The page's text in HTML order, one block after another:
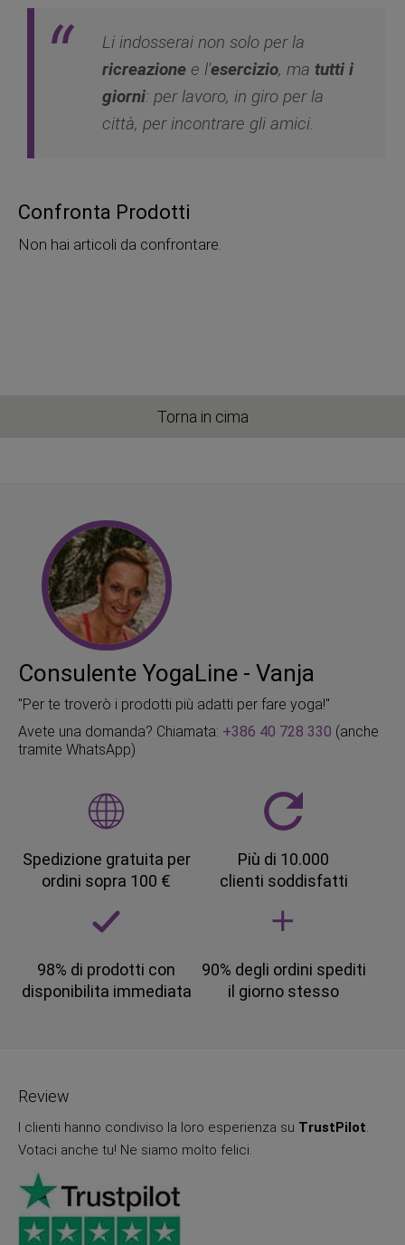
Li indosserai non solo per la
ricreazione e l'esercizio, ma tutti i
giorni: per lavoro, in giro per la
città, per incontrare gli amici.
Confronta Prodotti
Non hai articoli da confrontare.
Torna in cima
Consulente YogaLine - Vanja
"Per te troverò i prodotti più adatti per fare yoga!"
Avete una domanda? Chiamata: +386 40 728 330 (anche
tramite WhatsApp)
Spedizione gratuita per
ordini sopra 100 €
Più di 10.000
clienti soddisfatti
98% di prodotti con
disponibilita immediata
90% degli ordini spediti
il giorno stesso
Review
I clienti hanno condiviso la loro esperienza su TrustPilot.
Votaci anche tu! Ne siamo molto felici.